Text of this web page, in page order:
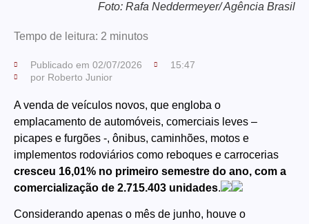
Foto: Rafa Neddermeyer/ Agência Brasil
Tempo de leitura: 2 minutos
Publicado em 02/07/2026
15:47
por Roberto Junior
A venda de veículos novos, que engloba o
emplacamento de automóveis, comerciais leves –
picapes e furgões -, ônibus, caminhões, motos e
implementos rodoviários como reboques e carrocerias
cresceu 16,01% no primeiro semestre do ano, com a
comercialização de 2.715.403 unidades.
Considerando apenas o mês de junho, houve o